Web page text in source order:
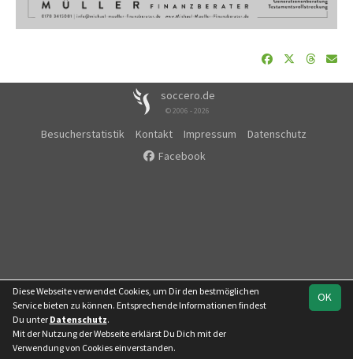
Team
soccero.de
© 2006 - 2026
Besucherstatistik Kontakt Impressum
Datenschutz
Facebook
OK
Diese Webseite verwendet Cookies, um Dir den bestmöglichen
Service bieten zu können. Entsprechende Informationen findest
Du unter Datenschutz.
Mit der Nutzung der Webseite erklärst Du Dich mit der
Verwendung von Cookies einverstanden.